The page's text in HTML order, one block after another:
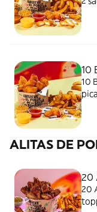
10
10
ALITAS DE
20
20